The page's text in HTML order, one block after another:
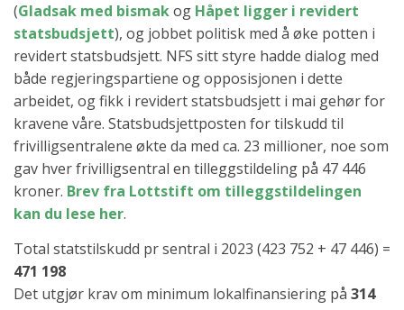
(Gladsak med bismakog Håpet ligger i revidert
statsbudsjett), og jobbet politisk med å øke potten i
revidert statsbudsjett. NFS sitt styre hadde dialog med
både regjeringspartiene og opposisjonen i dette
arbeidet, og fikk i revidert statsbudsjett i mai gehør for
kravene våre. Statsbudsjettposten for tilskudd til
frivilligsentralene økte da med ca. 23 millioner, noe som
gav hver frivilligsentral en tilleggstildeling på 47 446
kroner. Brev fra Lottstift om tilleggstildelingen
kan du lese her.
Total statstilskudd pr sentral i 2023 (423 752 + 47 446) =
471 198
Det utgjør krav om minimum lokalfinansiering på 314